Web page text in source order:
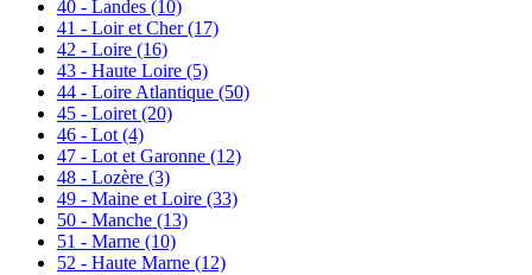
40 - Landes (10)
41 - Loir et Cher(17)
42 - Loire (16)
43 - Haute Loire (5)
44 - Loire Atlantique (50)
45 - Loiret (20)
46 - Lot (4)
47 - Lot et Garonne (12)
48 - Lozère (3)
49 - Maine et Loire (33)
50 - Manche (13)
51 - Marne (10)
52 - Haute Marne (12)